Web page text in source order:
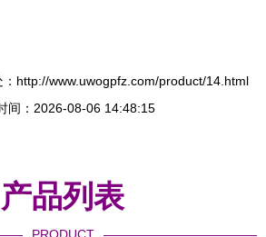
http://www.uwogpfz.com/product/14.html
间：2026-08-06 14:48:15
产品列表